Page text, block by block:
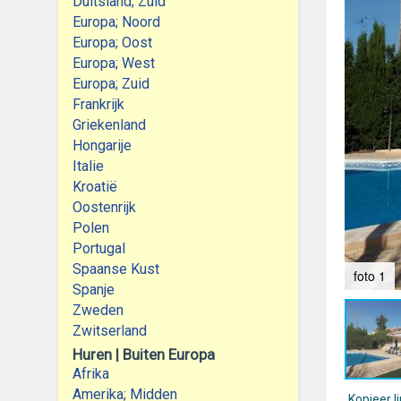
Europa; Noord
Europa; Oost
Europa; West
Europa; Zuid
Frankrijk
Griekenland
Hongarije
Italie
Kroatië
Oostenrijk
Polen
Portugal
Spaanse Kust
Spanje
Zweden
Zwitserland
Huren | Buiten Europa
Afrika
Amerika; Midden
foto 1